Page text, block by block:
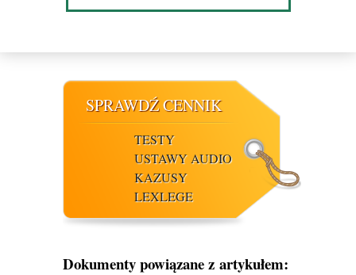
SPRAWDŹ CENNIK
TESTY
USTAWY AUDIO
KAZUSY
LEXLEGE
Dokumenty powiązane z artykułem: